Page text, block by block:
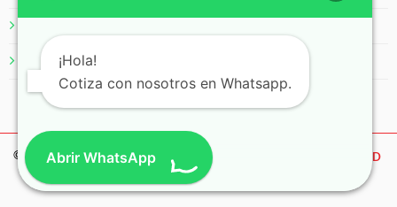
© 2026 Eventos 99 AVISO DE PRIVACIDAD
¡Hola!
Cotiza con nosotros en Whatsapp.
Abrir WhatsApp